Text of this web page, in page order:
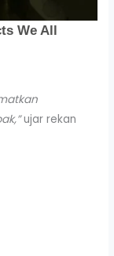
ujar rekan